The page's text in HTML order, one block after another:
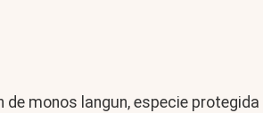
monos langun, especie